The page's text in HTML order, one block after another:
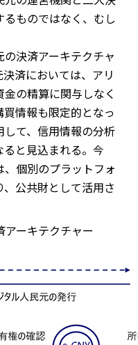
ものではなく、むし
決済アーキテクチャ
済においては、アリ
の精算に関与しなく
情報も限定的となっ
て、信用情報の分析
と見込まれる。今
、個別のプラットフォ
公共財として活用さ
ーキテクチャー